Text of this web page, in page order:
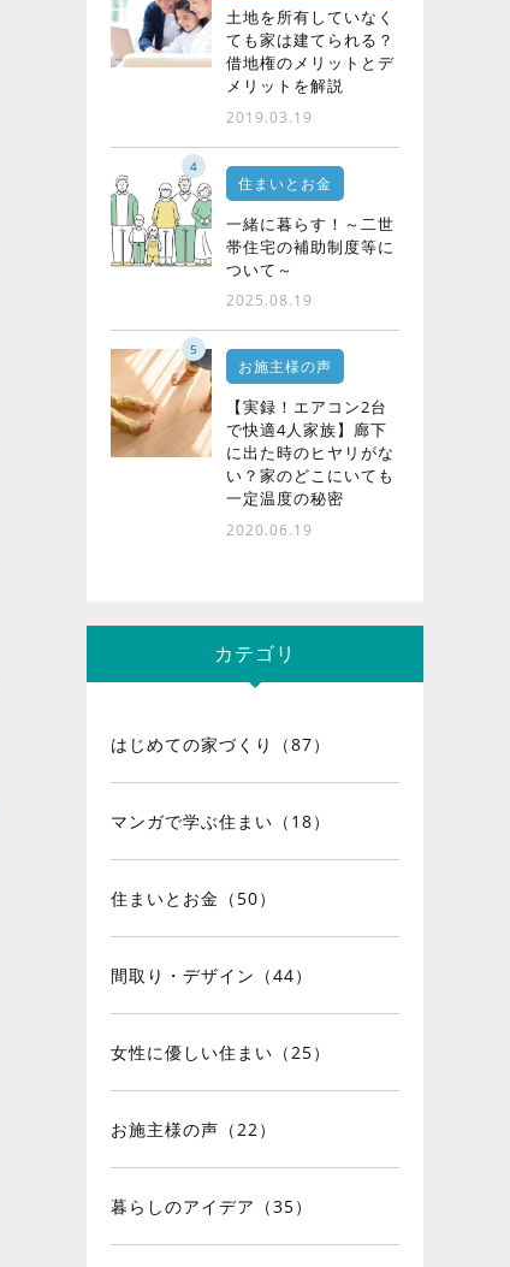
土地を所有していなく
ても家は建てられる？
借地権のメリットとデ
メリットを解説
2019.03.19
4
住まいとお金
一緒に暮らす！～二世
帯住宅の補助制度等に
ついて～
2025.08.19
5
お施主様の声
【実録！エアコン2台
で快適4人家族】廊下
に出た時のヒヤリがな
い？家のどこにいても
一定温度の秘密
2020.06.19
カテゴリ
はじめての家づくり（87）
マンガで学ぶ住まい（18）
住まいとお金（50）
間取り・デザイン（44）
女性に優しい住まい（25）
お施主様の声（22）
暮らしのアイデア（35）